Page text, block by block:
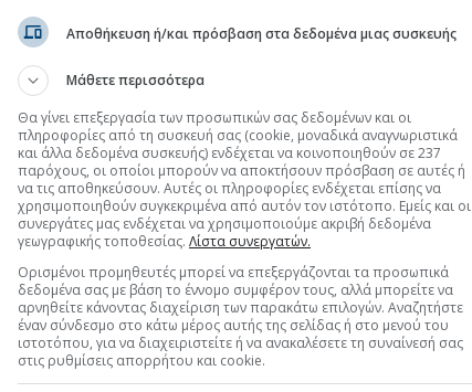
ένα ευρύ φάσμα ελληνικών τίτλων, όπως
Energy,Intralot,Διεθνής Αερολιμένας
,Aktor
Autohellas
στοGoogle Discover!
εξελίξεις με την υπογραφη εγκυρότητας του Euro2day.gr
FOLLOW US
Ακολουθήστε τη σελίδα τουEuro2day.grστοLinkedin
δεν θα σήμαινε εξαφάνιση της ελληνικής
από τους δείκτες, αλλά αναταξινόμηση με
σύγκρισης.
Αποθήκευση ή/και πρόσβαση στα δεδομένα μιας συσκευής
Μάθετε περισσότερα
Θα γίνει επεξεργασία των προσωπικών σας δεδομένων και οι
πληροφορίες από τη συσκευή σας (cookie, μοναδικά αναγνωριστικά
και άλλα δεδομένα συσκευής) ενδέχεται να κοινοποιηθούν σε 237
παρόχους, οι οποίοι μπορούν να αποκτήσουν πρόσβαση σε αυτές ή
να τις αποθηκεύσουν. Αυτές οι πληροφορίες ενδέχεται επίσης να
χρησιμοποιηθούν συγκεκριμένα από αυτόν τον ιστότοπο. Εμείς και οι
συνεργάτες μας ενδέχεται να χρησιμοποιούμε ακριβή δεδομένα
γεωγραφικής τοποθεσίας. Λίστα συνεργατών.
Ορισμένοι προμηθευτές μπορεί να επεξεργάζονται τα προσωπικά
δεδομένα σας με βάση το έννομο συμφέρον τους, αλλά μπορείτε να
αρνηθείτε κάνοντας διαχείριση των παρακάτω επιλογών. Αναζητήστε
έναν σύνδεσμο στο κάτω μέρος αυτής της σελίδας ή στο μενού του
ιστοτόπου, για να διαχειριστείτε ή να ανακαλέσετε τη συναίνεσή σας
στις ρυθμίσεις απορρήτου και cookie.